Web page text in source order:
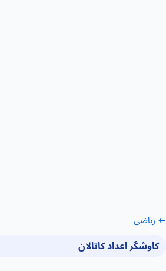
← ریاضی
کاوشگر اعداد کاتالان